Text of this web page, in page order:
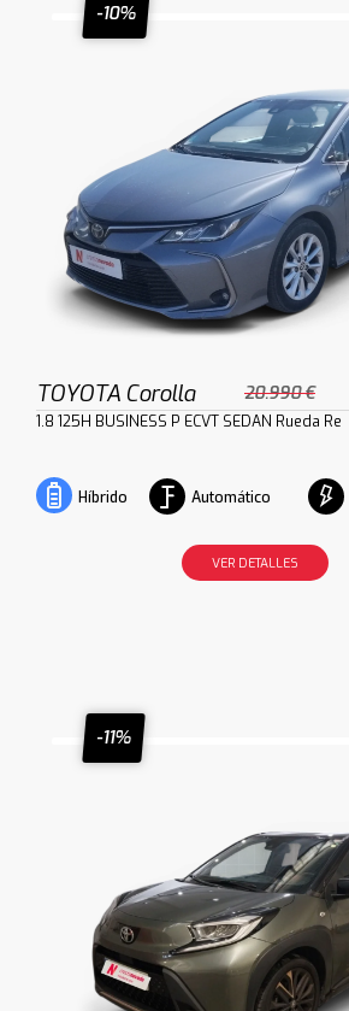
-10%
TOYOTA Corolla 20.990 €
1.8 125H BUSINESS P ECVT SEDAN Rueda Re
Híbrido Automático
VER DETALLES
-11%